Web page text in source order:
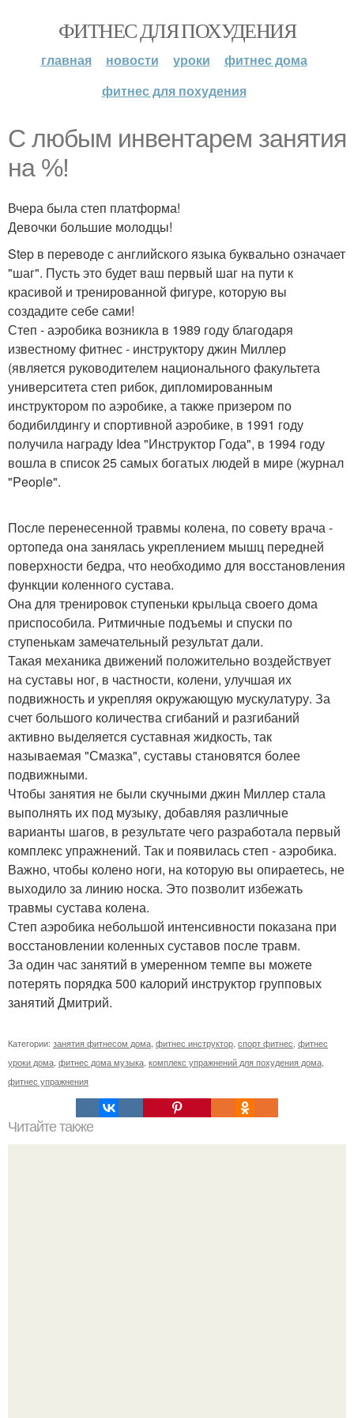
ФИТНЕС ДЛЯ ПОХУДЕНИЯ
главная новости уроки
фитнес дома
фитнес для похудения
С любым инвентарем занятия
на %!
Вчера была степ платформа!
Девочки большие молодцы!
Step в переводе с английского языка буквально означает
"шаг". Пусть это будет ваш первый шаг на пути к
красивой и тренированной фигуре, которую вы
создадите себе сами!
Степ - аэробика возникла в 1989 году благодаря
известному фитнес - инструктору джин Миллер
(является руководителем национального факультета
университета степ рибок, дипломированным
инструктором по аэробике, а также призером по
бодибилдингу и спортивной аэробике, в 1991 году
получила награду Idea "Инструктор Года", в 1994 году
вошла в список 25 самых богатых людей в мире (журнал
"People".
После перенесенной травмы колена, по совету врача -
ортопеда она занялась укреплением мышц передней
поверхности бедра, что необходимо для восстановления
функции коленного сустава.
Она для тренировок ступеньки крыльца своего дома
приспособила. Ритмичные подъемы и спуски по
ступенькам замечательный результат дали.
Такая механика движений положительно воздействует
на суставы ног, в частности, колени, улучшая их
подвижность и укрепляя окружающую мускулатуру. За
счет большого количества сгибаний и разгибаний
активно выделяется суставная жидкость, так
называемая "Смазка", суставы становятся более
подвижными.
Чтобы занятия не были скучными джин Миллер стала
выполнять их под музыку, добавляя различные
варианты шагов, в результате чего разработала первый
комплекс упражнений. Так и появилась степ - аэробика.
Важно, чтобы колено ноги, на которую вы опираетесь, не
выходило за линию носка. Это позволит избежать
травмы сустава колена.
Степ аэробика небольшой интенсивности показана при
восстановлении коленных суставов после травм.
За один час занятий в умеренном темпе вы можете
потерять порядка 500 калорий инструктор групповых
занятий Дмитрий.
Категории: занятия фитнесом дома фитнес инструктор спорт фитнес фитнес
уроки дома фитнес дома музыка комплекс упражнений для похудения дома
фитнес упражнения
Читайте также